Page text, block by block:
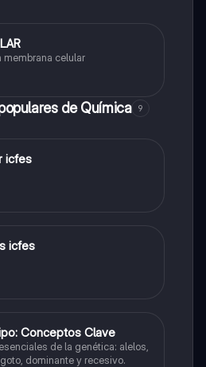
membrana celular
de Química 9
icfes
icfes
Conceptos Clave
de la genética: alelos,
dominante y recesivo.